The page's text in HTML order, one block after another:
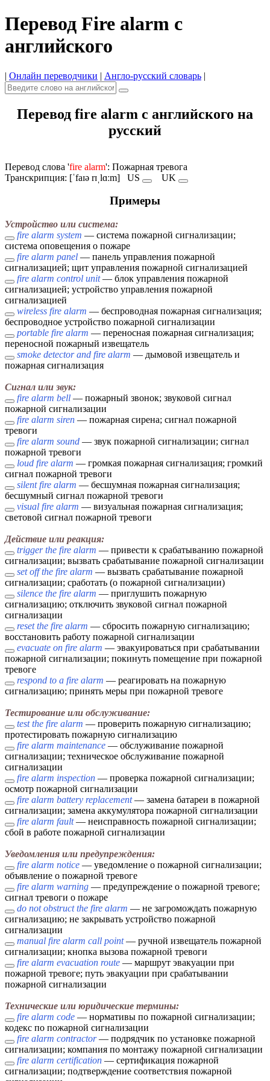
Перевод Fire alarm с
английского
| Онлайн переводчики | Англо-русский словарь |
Перевод fire alarm с английского на
русский
Перевод слова 'fire alarm': Пожарная тревога
Транскрипция: [ˈfaɪə rɪˌlɑːm] US UK
Примеры
Устройство или система:
fire alarm system — система пожарной сигнализации;
система оповещения о пожаре
fire alarm panel — панель управления пожарной
сигнализацией; щит управления пожарной сигнализацией
fire alarm control unit— блок управления пожарной
сигнализацией; устройство управления пожарной
сигнализацией
wireless fire alarm — беспроводная пожарная сигнализация;
беспроводное устройство пожарной сигнализации
portable fire alarm — переносная пожарная сигнализация;
переносной пожарный извещатель
smoke detector and fire alarm — дымовой извещатель и
пожарная сигнализация
Сигнал или звук:
fire alarm bell — пожарный звонок; звуковой сигнал
пожарной сигнализации
fire alarm siren — пожарная сирена; сигнал пожарной
тревоги
fire alarm sound — звук пожарной сигнализации; сигнал
пожарной тревоги
loud fire alarm — громкая пожарная сигнализация; громкий
сигнал пожарной тревоги
silent fire alarm — бесшумная пожарная сигнализация;
бесшумный сигнал пожарной тревоги
visual fire alarm — визуальная пожарная сигнализация;
световой сигнал пожарной тревоги
Действие или реакция:
trigger the fire alarm — привести к срабатыванию пожарной
сигнализации; вызвать срабатывание пожарной сигнализации
set off the fire alarm — вызвать срабатывание пожарной
сигнализации; сработать (о пожарной сигнализации)
silence the fire alarm — приглушить пожарную
сигнализацию; отключить звуковой сигнал пожарной
сигнализации
reset the fire alarm — сбросить пожарную сигнализацию;
восстановить работу пожарной сигнализации
evacuate on fire alarm — эвакуироваться при срабатывании
пожарной сигнализации; покинуть помещение при пожарной
тревоге
respond to a fire alarm — реагировать на пожарную
сигнализацию; принять меры при пожарной тревоге
Тестирование или обслуживание:
test the fire alarm — проверить пожарную сигнализацию;
протестировать пожарную сигнализацию
fire alarm maintenance — обслуживание пожарной
сигнализации; техническое обслуживание пожарной
сигнализации
fire alarm inspection — проверка пожарной сигнализации;
осмотр пожарной сигнализации
fire alarm battery replacement— замена батареи в пожарной
сигнализации; замена аккумулятора пожарной сигнализации
fire alarm fault— неисправность пожарной сигнализации;
сбой в работе пожарной сигнализации
Уведомления или предупреждения:
fire alarm notice — уведомление о пожарной сигнализации;
объявление о пожарной тревоге
fire alarm warning — предупреждение о пожарной тревоге;
сигнал тревоги о пожаре
do not obstruct the fire alarm — не загромождать пожарную
сигнализацию; не закрывать устройство пожарной
сигнализации
manual fire alarm call point— ручной извещатель пожарной
сигнализации; кнопка вызова пожарной тревоги
fire alarm evacuation route — маршрут эвакуации при
пожарной тревоге; путь эвакуации при срабатывании
пожарной сигнализации
Технические или юридические термины:
fire alarm code — нормативы по пожарной сигнализации;
кодекс по пожарной сигнализации
fire alarm contractor— подрядчик по установке пожарной
сигнализации; компания по монтажу пожарной сигнализации
fire alarm certification — сертификация пожарной
сигнализации; подтверждение соответствия пожарной